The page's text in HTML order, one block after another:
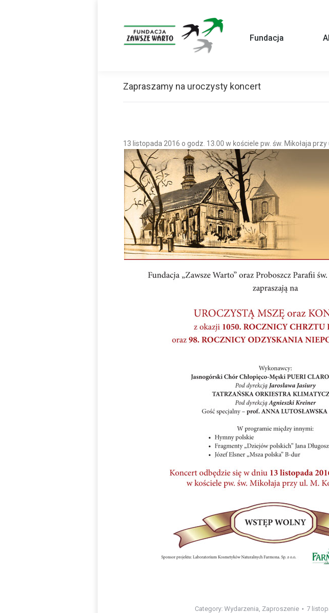
Fundacja
Zapraszamy na uroczysty koncert
13 listopada 2016 o godz. 13.00 w kościele pw. św. Mikołaja przy
Category:Wydarzenia, Zaproszenie 7